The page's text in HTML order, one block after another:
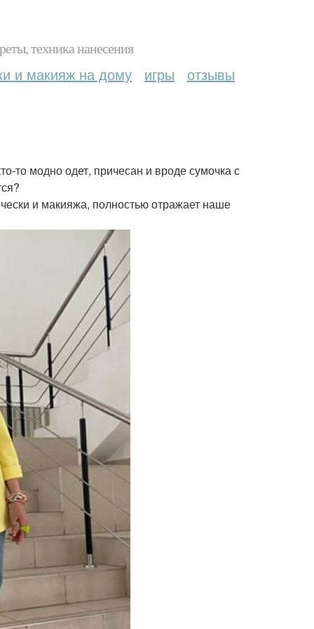
техника нанесения
и макияж на дому игры отзывы
то модно одет, причесан и вроде сумочка с
и макияжа, полностью отражает наше